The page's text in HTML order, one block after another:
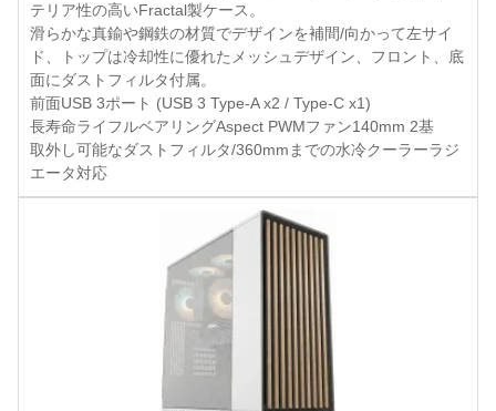
テリア性の高いFractal製ケース。
滑らかな真鍮や鋼鉄の材質でデザインを補間/向かって左サイ
ド、トップは冷却性に優れたメッシュデザイン、フロント、底
面にダストフィルタ付属。
前面USB 3ポート (USB 3 Type-A x2 / Type-C x1)
長寿命ライフルベアリングAspect PWMファン140mm 2基
取外し可能なダストフィルタ/360mmまでの水冷クーラーラジ
エータ対応